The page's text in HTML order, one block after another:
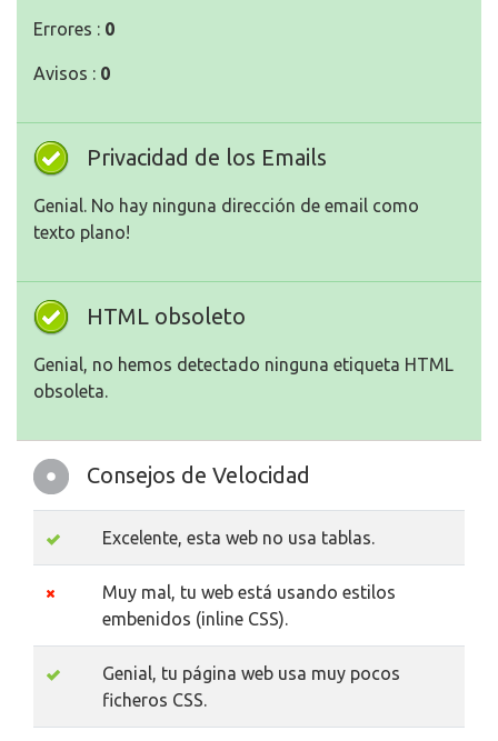
Errores : 0
Avisos : 0
Privacidad de los Emails
Genial. No hay ninguna dirección de email como
texto plano!
HTML obsoleto
Genial, no hemos detectado ninguna etiqueta HTML
obsoleta.
Consejos de Velocidad
Excelente, esta web no usa tablas.
Muy mal, tu web está usando estilos
embenidos (inline CSS).
Genial, tu página web usa muy pocos
ficheros CSS.